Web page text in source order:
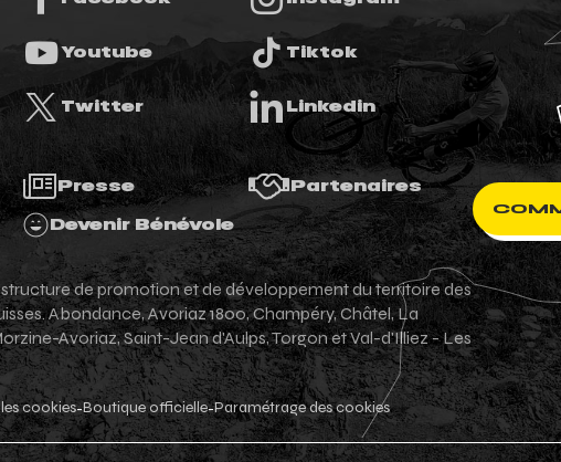
Youtube Tiktok
Twitter Linkedin
Presse Partenaires
Devenir Bénévole
de promotion et de développement du territoire des
Abondance, Avoriaz 1800, Champéry, Châtel, La
Avoriaz, Saint-Jean d'Aulps, Torgon et Val-d'Illiez - Les
cookies-Boutique officielle-Paramétrage des cookies